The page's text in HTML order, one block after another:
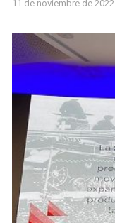
11 de noviembre de 2022